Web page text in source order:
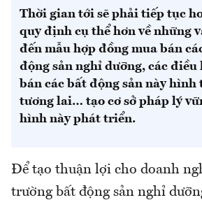
Thời gian tới sẽ phải tiếp tục
quy định cụ thể hơn về những
đến mẫu hợp đồng mua bán
động sản nghỉ dưỡng, các điều
bán các bất động sản này
tương lai… tạo cơ sở pháp lý
hình này phát triển.
Để tạo thuận lợi cho doanh
trường bất động sản nghỉ